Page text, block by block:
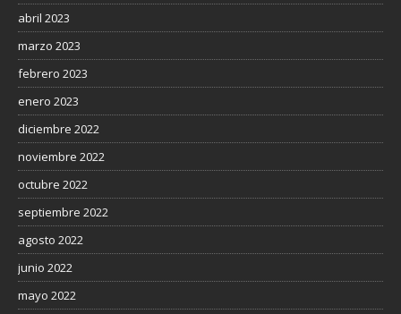
abril 2023
marzo 2023
febrero 2023
enero 2023
diciembre 2022
noviembre 2022
octubre 2022
septiembre 2022
agosto 2022
junio 2022
mayo 2022